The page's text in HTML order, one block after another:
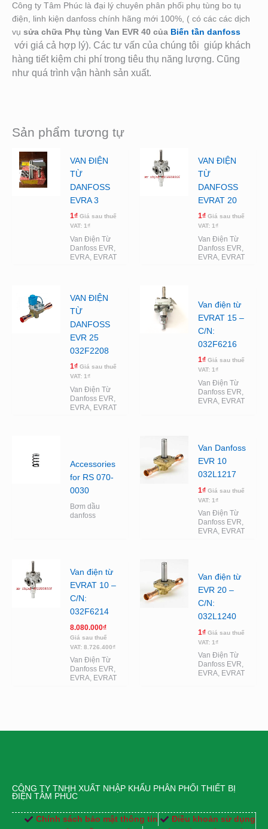
Công ty Tâm Phúc là đại lý chuyên phân phối phụ tùng bo tụ
điện, linh kiện danfoss chính hãng mới 100%, ( có các các dịch
vụ sửa chữa Phụ tùng Van EVR 40 của Biến tần danfoss
với giá cả hợp lý). Các tư vấn của chúng tôi giúp khách
hàng tiết kiệm chi phí trong tiêu thụ năng lượng. Cũng
như quá trình vận hành sản xuất.
Sản phẩm tương tự
VAN ĐIỆN
TỪ
DANFOSS
EVRA 3
1₫ Giá sau thuế
VAT: 1₫
Van Điện Từ
Danfoss EVR,
EVRA, EVRAT
VAN ĐIỆN
TỪ
DANFOSS
EVRAT 20
1₫ Giá sau thuế
VAT: 1₫
Van Điện Từ
Danfoss EVR,
EVRA, EVRAT
VAN ĐIỆN
TỪ
DANFOSS
EVR 25
032F2208
1₫ Giá sau thuế
VAT: 1₫
Van Điện Từ
Danfoss EVR,
EVRA, EVRAT
Van điện từ
EVRAT 15 –
C/N:
032F6216
1₫ Giá sau thuế
VAT: 1₫
Van Điện Từ
Danfoss EVR,
EVRA, EVRAT
Accessories
for RS 070-
0030
Bơm dầu
danfoss
Van Danfoss
EVR 10
032L1217
1₫ Giá sau thuế
VAT: 1₫
Van Điện Từ
Danfoss EVR,
EVRA, EVRAT
Van điện từ
EVRAT 10 –
C/N:
032F6214
8.080.000₫
Giá sau thuế
VAT: 8.726.400₫
Van Điện Từ
Danfoss EVR,
EVRA, EVRAT
Van điện từ
EVR 20 –
C/N:
032L1240
1₫ Giá sau thuế
VAT: 1₫
Van Điện Từ
Danfoss EVR,
EVRA, EVRAT
CÔNG TY TNHH XUẤT NHẬP KHẨU PHÂN PHỐI THIẾT BỊ
ĐIỆN TÂM PHÚC
Chính sách bảo mật thông tin
Điều khoản sử dụng